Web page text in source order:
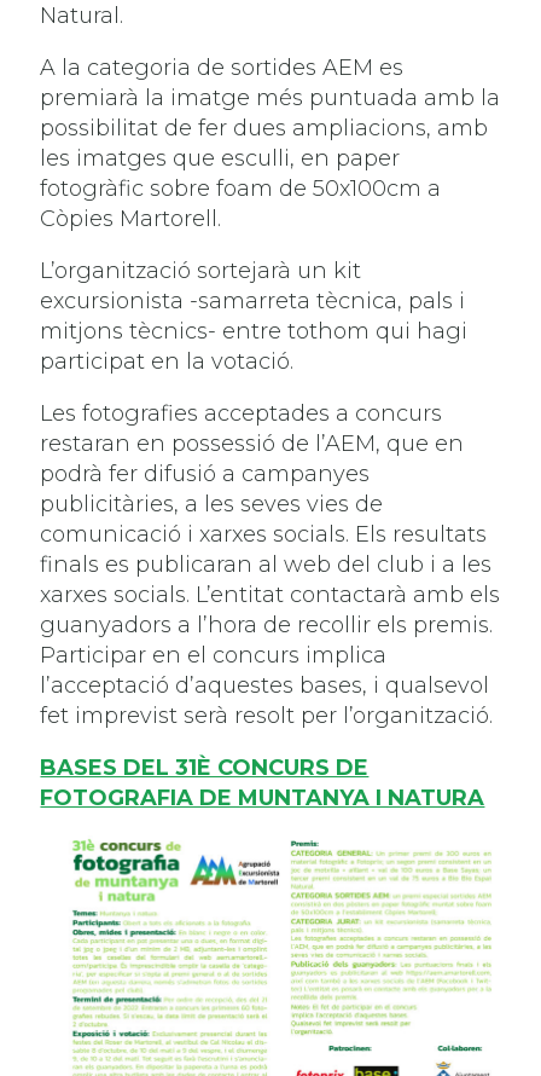
Natural.
A la categoria de sortides AEM es
premiarà la imatge més puntuada amb la
possibilitat de fer dues ampliacions, amb
les imatges que esculli, en paper
fotogràfic sobre foam de 50x100cm a
Còpies Martorell.
L’organització sortejarà un kit
excursionista -samarreta tècnica, pals i
mitjons tècnics- entre tothom qui hagi
participat en la votació.
Les fotografies acceptades a concurs
restaran en possessió de l’AEM, que en
podrà fer difusió a campanyes
publicitàries, a les seves vies de
comunicació i xarxes socials. Els resultats
finals es publicaran al web del club i a les
xarxes socials. L’entitat contactarà amb els
guanyadors a l’hora de recollir els premis.
Participar en el concurs implica
l’acceptació d’aquestes bases, i qualsevol
fet imprevist serà resolt per l’organització.
BASES DEL 31È CONCURS DE
FOTOGRAFIA DE MUNTANYA I NATURA